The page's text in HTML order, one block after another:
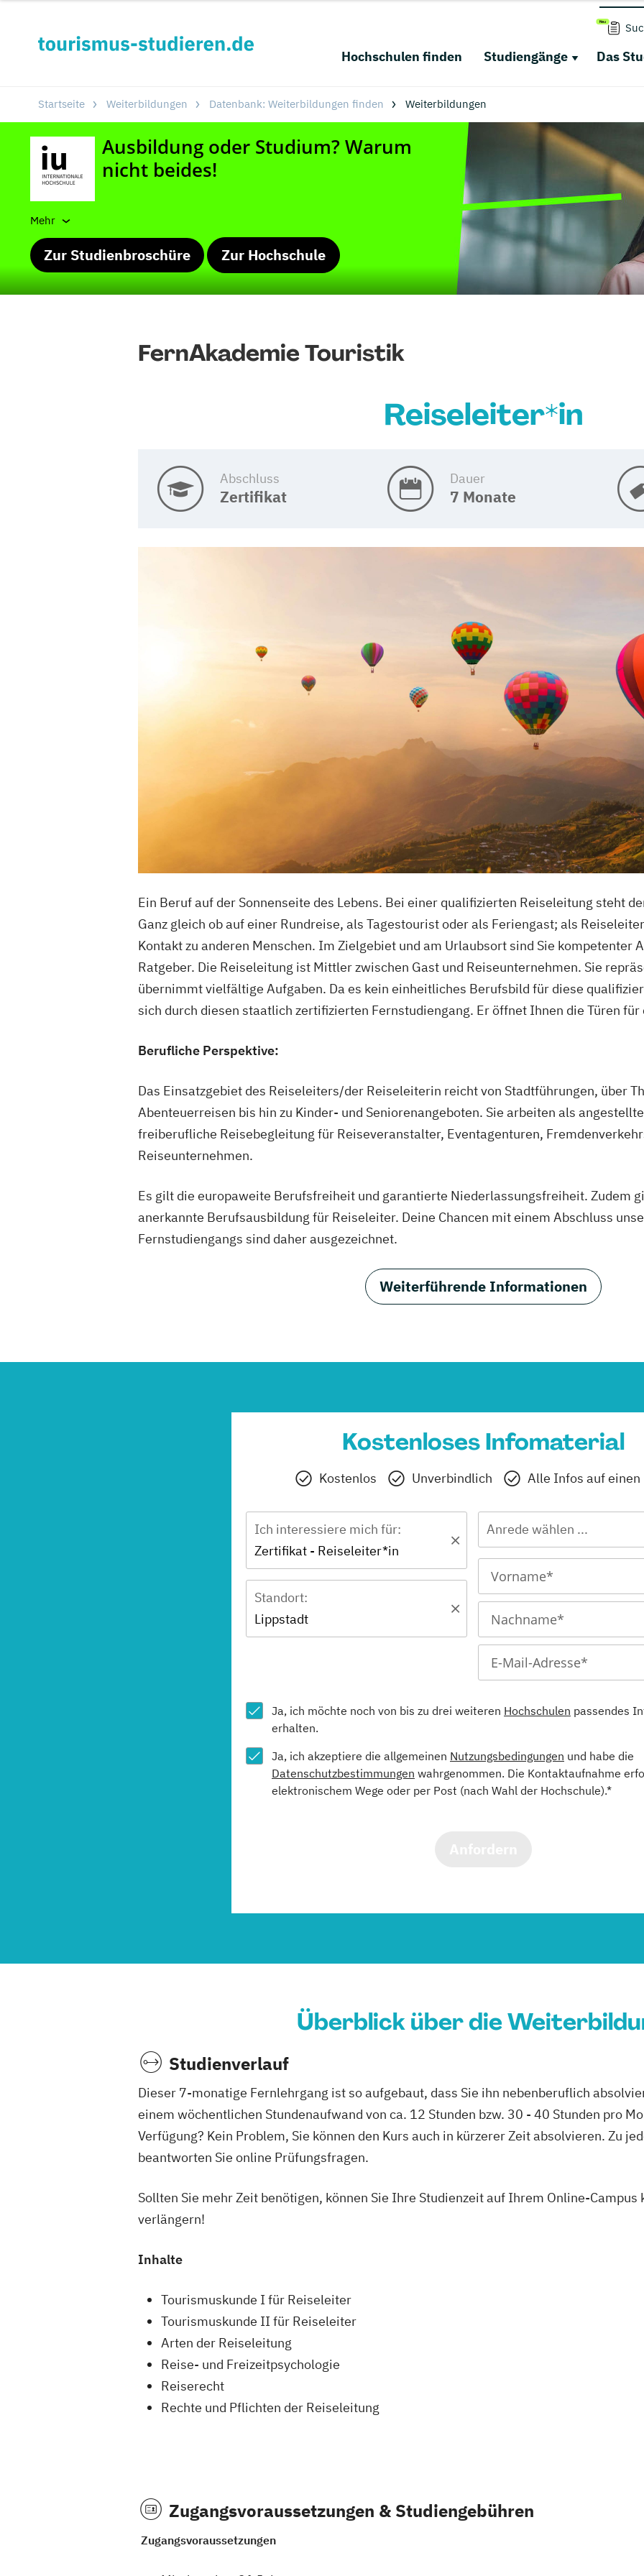
Hochschulen finden Studiengänge Das
Startseite Weiterbildungen Datenbank: Weiterbildungen finden Weiterbildungen
Mehr
Zur Studienbroschüre Zur Hochschule
FernAkademie Touristik
Reiseleiter*in
Abschluss
Zertifikat
Dauer
7 Monate
Ein Beruf auf der Sonnenseite des Lebens. Bei einer qualifizierten Reiseleitung steht
Ganz gleich ob auf einer Rundreise, als Tagestourist oder als Feriengast; als
Kontakt zu anderen Menschen. Im Zielgebiet und am Urlaubsort sind Sie kompetenter
Ratgeber. Die Reiseleitung ist Mittler zwischen Gast und Reiseunternehmen. Sie
übernimmt vielfältige Aufgaben. Da es kein einheitliches Berufsbild für diese
sich durch diesen staatlich zertifizierten Fernstudiengang. Er öffnet Ihnen die Türen
Berufliche Perspektive:
Das Einsatzgebiet des Reiseleiters/der Reiseleiterin reicht von Stadtführungen, über
Abenteuerreisen bis hin zu Kinder- und Seniorenangeboten. Sie arbeiten als
freiberufliche Reisebegleitung für Reiseveranstalter, Eventagenturen,
Reiseunternehmen.
Es gilt die europaweite Berufsfreiheit und garantierte Niederlassungsfreiheit. Zudem
anerkannte Berufsausbildung für Reiseleiter. Deine Chancen mit einem Abschluss
Fernstudiengangs sind daher ausgezeichnet.
Weiterführende Informationen
Kostenloses Infomaterial
Kostenlos Unverbindlich Alle Infos auf einen
Ich interessiere mich für:
Zertifikat - Reiseleiter*in
Standort:
Lippstadt
Anrede wählen ...
Ja, ich möchte noch von bis zu drei weiteren Hochschulen passendes
erhalten.
Ja, ich akzeptiere die allgemeinen Nutzungsbedingungen und habe die
Datenschutzbestimmungen wahrgenommen. Die Kontaktaufnahme
elektronischem Wege oder per Post (nach Wahl der Hochschule).*
Überblick über die
Studienverlauf
Dieser 7-monatige Fernlehrgang ist so aufgebaut, dass Sie ihn nebenberuflich
einem wöchentlichen Stundenaufwand von ca. 12 Stunden bzw. 30 - 40 Stunden pro
Verfügung? Kein Problem, Sie können den Kurs auch in kürzerer Zeit absolvieren. Zu
beantworten Sie online Prüfungsfragen.
Sollten Sie mehr Zeit benötigen, können Sie Ihre Studienzeit auf Ihrem Online-Campus
verlängern!
Inhalte
Tourismuskunde I für Reiseleiter
Tourismuskunde II für Reiseleiter
Arten der Reiseleitung
Reise- und Freizeitpsychologie
Reiserecht
Rechte und Pflichten der Reiseleitung
Zugangsvoraussetzungen & Studiengebühren
Zugangsvoraussetzungen